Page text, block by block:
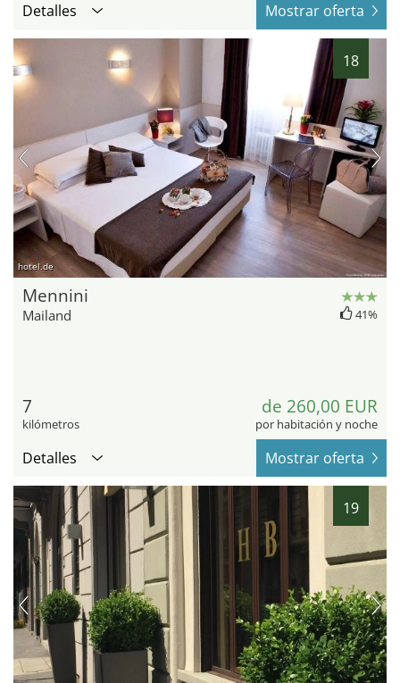
Detalles Mostrar oferta
18
hotel.de
Mennini
Mailand 41%
7
kilómetros
de 260,00 EUR
por habitación y noche
Detalles Mostrar oferta
19